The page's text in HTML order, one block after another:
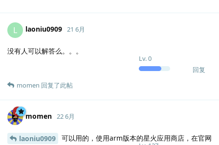
L laoniu0909
Lv.0
21 6月
没有人可以解答么。。。
回复
momen 回复了此帖
momen 22 6月
laoniu0909
可以用的，使用arm版本的星火应用商店，在官网